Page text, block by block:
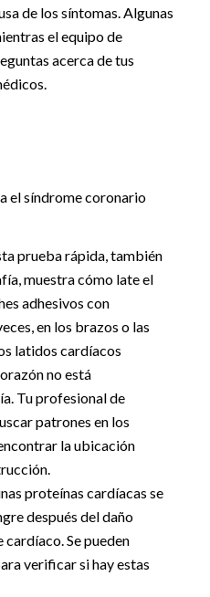
de los síntomas. Algunas
el equipo de
acerca de tus
el síndrome coronario
prueba rápida, también
muestra cómo late el
adhesivos con
en los brazos o las
latidos cardíacos
no está
Tu profesional de
patrones en los
la ubicación
proteínas cardíacas se
después del daño
Se pueden
verificar si hay estas